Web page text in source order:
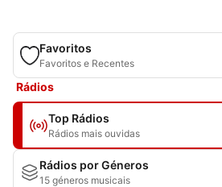
Favoritos
Favoritos e Recentes
Rádios
Top Rádios
Rádios mais ouvidas
Rádios por Géneros
15 géneros musicais